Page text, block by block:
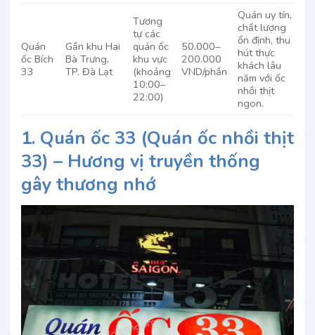
Quán
ốc Bích
33
Gần khu Hai
Bà Trưng,
TP. Đà Lạt
Tương
tự các
quán ốc
khu vực
(khoảng
10:00–
22:00)
50.000–
200.000
VND/phần
Quán uy tín,
chất lượng
ổn định, thu
hút thực
khách lâu
năm với ốc
nhồi thịt
ngon.
1. Quán ốc 33 (Quán ốc nhồi thịt
33) – Hương vị truyền thống
gây thương nhớ